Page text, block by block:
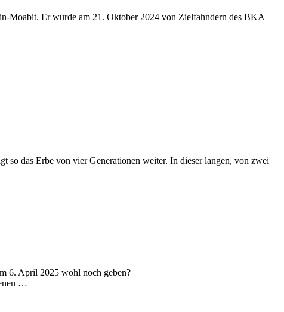
Moabit. Er wurde am 21. Oktober 2024 von Zielfahndern des BKA
so das Erbe von vier Generationen weiter. In dieser langen, von zwei
6. April 2025 wohl noch geben?
…